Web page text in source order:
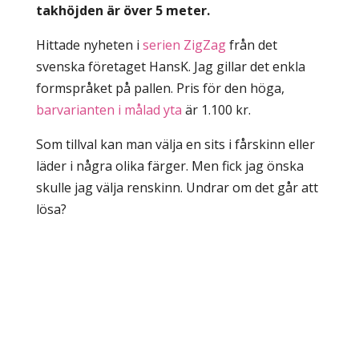
takhöjden är över 5 meter.
Hittade nyheten i serien ZigZagfrån det
svenska företaget HansK. Jag gillar det enkla
formspråket på pallen. Pris för den höga,
barvarianten i målad yta är 1.100 kr.
Som tillval kan man välja en sits i fårskinn eller
läder i några olika färger. Men fick jag önska
skulle jag välja renskinn. Undrar om det går att
lösa?